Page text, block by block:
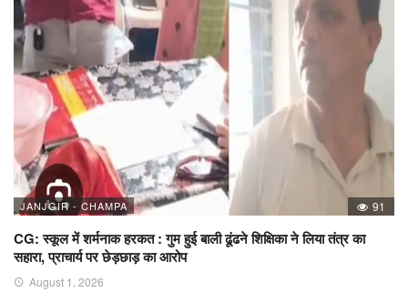
JANJGIR - CHAMPA 91
CG: स्कूल में शर्मनाक हरकत : गुम हुई बाली ढूंढने शिक्षिका ने लिया तंत्र का
सहारा, प्राचार्य पर छेड़छाड़ का आरोप
August 1, 2026